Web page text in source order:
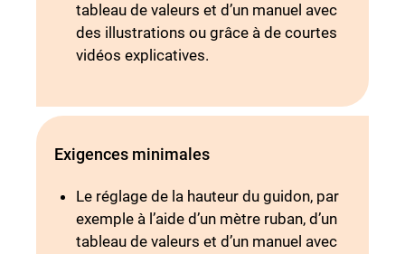
tableau de valeurs et d’un manuel avec
des illustrations ou grâce à de courtes
vidéos explicatives.
Exigences minimales
Le réglage de la hauteur du guidon, par
exemple à l’aide d’un mètre ruban, d’un
tableau de valeurs et d’un manuel avec